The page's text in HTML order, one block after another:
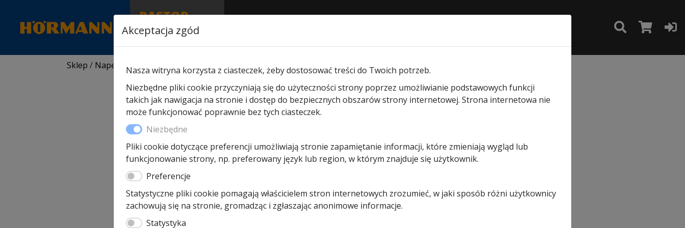
RASTOR
AUTORYZOWANY
PARTNER & SERWIS
Sklep / Napędy i akcesoria Akcesoria do napędów Hormann / Radiowy czytnik linii papilarnych FFL 25 BS Hormann
Radiowy
papilarnych
Hormann
Akceptacja zgód
Nasza witryna korzysta z ciasteczek, żeby dostosować treści do Twoich potrzeb.
Niezbędne pliki cookie przyczyniają się do użyteczności strony poprzez umożliwianie podstawowych funkcji
takich jak nawigacja na stronie i dostęp do bezpiecznych obszarów strony internetowej. Strona internetowa nie
może funkcjonować poprawnie bez tych ciasteczek.
Niezbędne
Pliki cookie dotyczące preferencji umożliwiają stronie zapamiętanie informacji, które zmieniają wygląd lub
funkcjonowanie strony, np. preferowany język lub region, w którym znajduje się użytkownik.
Preferencje
Statystyczne pliki cookie pomagają właścicielem stron internetowych zrozumieć, w jaki sposób różni użytkownicy
zachowują się na stronie, gromadząc i zgłaszając anonimowe informacje.
Statystyka